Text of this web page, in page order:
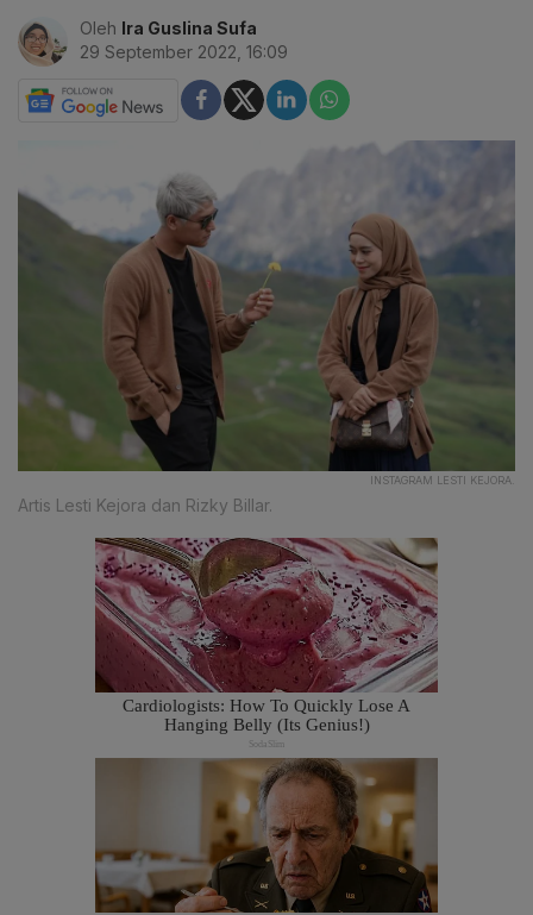
Oleh Ira Guslina Sufa
29 September 2022, 16:09
INSTAGRAM LESTI KEJORA.
Artis Lesti Kejora dan Rizky Billar.